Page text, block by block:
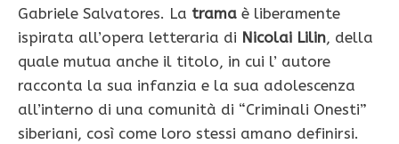
Gabriele Salvatores. La trama è liberamente
ispirata all’opera letteraria di Nicolai Lilin, della
quale mutua anche il titolo, in cui l’ autore
racconta la sua infanzia e la sua adolescenza
all’interno di una comunità di “Criminali Onesti”
siberiani, così come loro stessi amano definirsi.